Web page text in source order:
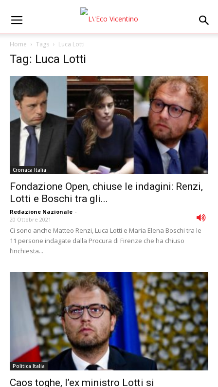
Home Tags Luca Lotti
Tag: Luca Lotti
Cronaca Italia
Fondazione Open, chiuse le indagini: Renzi,
Lotti e Boschi tra gli...
Redazione Nazionale -
20 Ottobre 2021
Ci sono anche Matteo Renzi, Luca Lotti e Maria Elena Boschi tra le
11 persone indagate dalla Procura di Firenze che ha chiuso
l’inchiesta...
Politica Italia
Caos toghe, l’ex ministro Lotti si